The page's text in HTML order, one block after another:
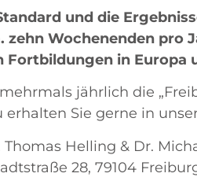
und die
zehn Wochenenden pro
Fortbildungen in Europa
jährlich die
erhalten Sie gerne in
Thomas Helling & Dr.
28, 79104